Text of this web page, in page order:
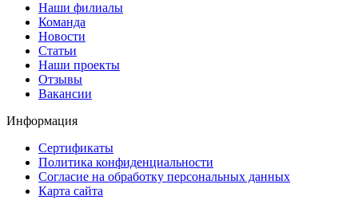
Наши филиалы
Команда
Новости
Статьи
Наши проекты
Отзывы
Вакансии
Информация
Сертификаты
Политика конфиденциальности
Согласие на обработку персональных данных
Карта сайта